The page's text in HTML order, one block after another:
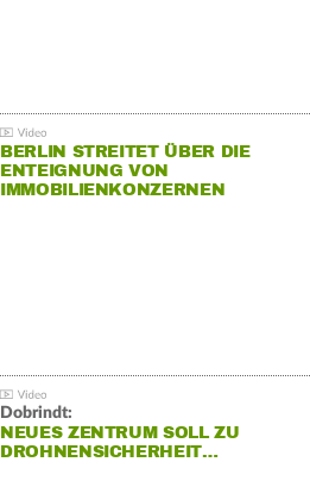
BERLIN STREITET ÜBER DIE
ENTEIGNUNG VON
IMMOBILIENKONZERNEN
Dobrindt:
NEUES ZENTRUM SOLL ZU
DROHNENSICHERHEIT…